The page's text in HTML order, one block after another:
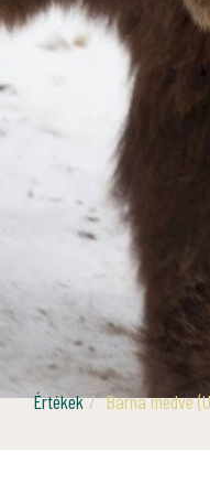
Értékek Barna medve